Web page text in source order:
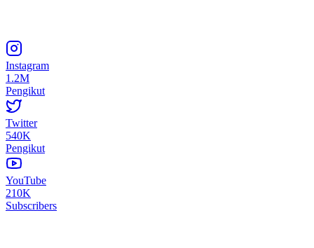
Instagram
1.2M
Pengikut
Twitter
540K
Pengikut
YouTube
210K
Subscribers